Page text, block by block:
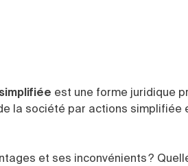
est une forme juridique
la société par actions simplifiée
et ses inconvénients ?